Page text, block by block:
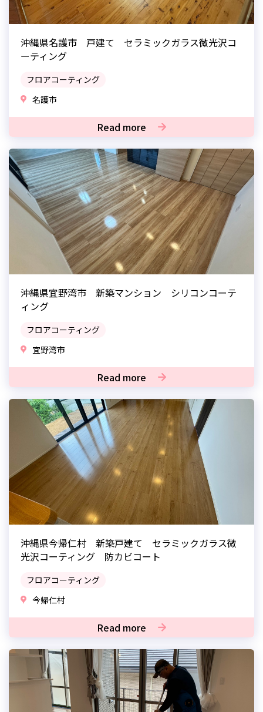
沖縄県名護市 戸建て セラミックガラス微光沢コ
ーティング
フロアコーティング
名護市
Read more
沖縄県宜野湾市 新築マンション シリコンコーテ
ィング
フロアコーティング
宜野湾市
Read more
沖縄県今帰仁村 新築戸建て セラミックガラス微
光沢コーティング 防カビコート
フロアコーティング
今帰仁村
Read more